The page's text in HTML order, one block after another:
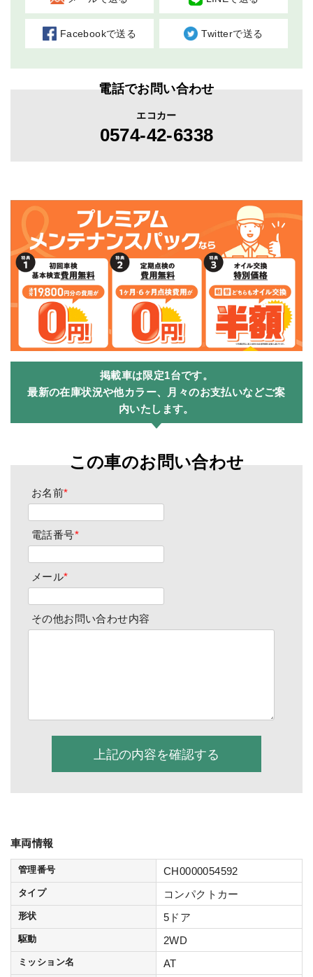
Facebookで送る Twitterで送る
電話でお問い合わせ
エコカー
0574-42-6338
掲載車は限定1台です。
最新の在庫状況や他カラー、月々のお支払いなどご案
内いたします。
この車のお問い合わせ
お名前*
電話番号*
メール*
その他お問い合わせ内容
車両情報
管理番号 CH0000054592
タイプ コンパクトカー
形状 5ドア
駆動 2WD
ミッション名 AT